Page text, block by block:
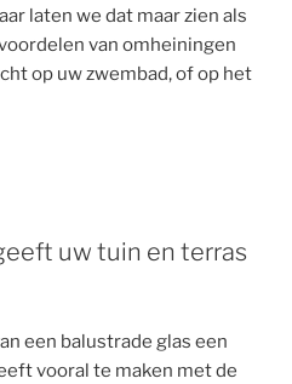
laten we dat maar zien als
van omheiningen
op uw zwembad, of op het
uw tuin en terras
een balustrade glas een
vooral te maken met de